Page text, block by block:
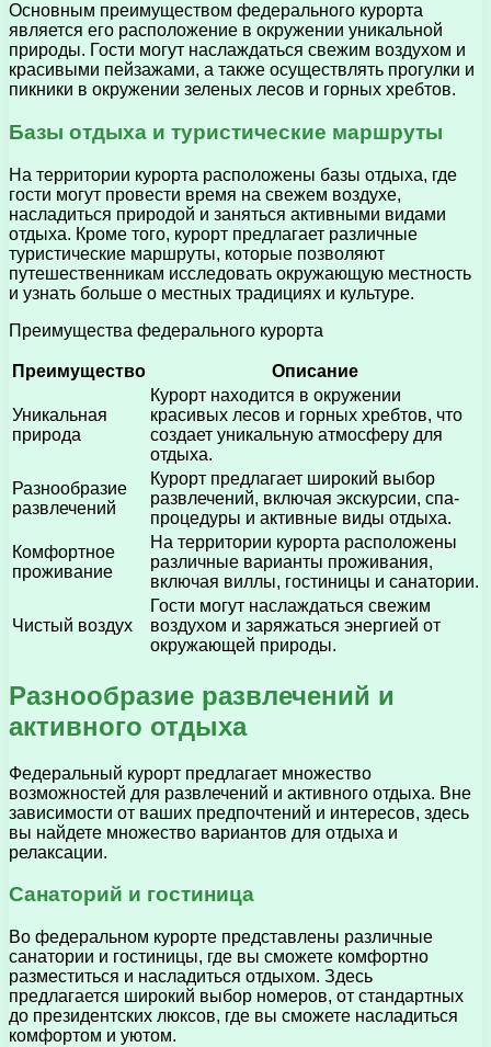
Основным преимуществом федерального курорта
является его расположение в окружении уникальной
природы. Гости могут наслаждаться свежим воздухом и
красивыми пейзажами, а также осуществлять прогулки и
пикники в окружении зеленых лесов и горных хребтов.
Базы отдыха и туристические маршруты
На территории курорта расположены базы отдыха, где
гости могут провести время на свежем воздухе,
насладиться природой и заняться активными видами
отдыха. Кроме того, курорт предлагает различные
туристические маршруты, которые позволяют
путешественникам исследовать окружающую местность
и узнать больше о местных традициях и культуре.
Преимущества федерального курорта
Преимущество Описание
Уникальная
природа
Курорт находится в окружении
красивых лесов и горных хребтов, что
создает уникальную атмосферу для
отдыха.
Разнообразие
развлечений
Курорт предлагает широкий выбор
развлечений, включая экскурсии, спа-
процедуры и активные виды отдыха.
Комфортное
проживание
На территории курорта расположены
различные варианты проживания,
включая виллы, гостиницы и санатории.
Чистый воздух
Гости могут наслаждаться свежим
воздухом и заряжаться энергией от
окружающей природы.
Разнообразие развлечений и
активного отдыха
Федеральный курорт предлагает множество
возможностей для развлечений и активного отдыха. Вне
зависимости от ваших предпочтений и интересов, здесь
вы найдете множество вариантов для отдыха и
релаксации.
Санаторий и гостиница
Во федеральном курорте представлены различные
санатории и гостиницы, где вы сможете комфортно
разместиться и насладиться отдыхом. Здесь
предлагается широкий выбор номеров, от стандартных
до президентских люксов, где вы сможете насладиться
комфортом и уютом.